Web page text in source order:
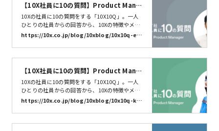
【10X社員に10の質問】Product Mana
ger 江波 拓郎 | 株式会社10X
10Xの社員に10の質問をする「10X10Q」。一人
ひとりの社員からの回答から、10Xの特徴やメン
バーの特性を知るきっかけになればうれしいで
す。今回は、Product Manager 江波 拓郎さん
（@enaminnn）に10の質問に答えていただきま
した。それでは早速いってみましょう。10X10
https://10x.co.jp/blog/10xblog/10x10q-ena
【10X社員に10の質問】Product Mana
ger 太田垣 慶 | 株式会社10X
10Xの社員に10の質問をする「10X10Q」。一人
ひとりの社員からの回答から、10Xの特徴やメン
バーの特性を知るきっかけになればうれしいで
す。今回は、 Product Manager 太田垣 慶（@kc
assandra）に10の質問に答えていただきまし
た。それでは早速いってみましょう。10X10Q、
https://10x.co.jp/blog/10xblog/10x10q-ke